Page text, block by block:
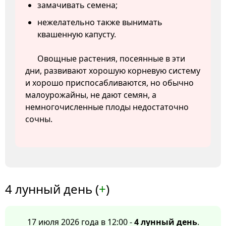
замачивать семена;
нежелательно также вынимать
квашенную капусту.
Овощные растения, посеянные в эти
дни, развивают хорошую корневую систему
и хорошо приспосабливаются, но обычно
малоурожайны, не дают семян, а
немногочисленные плоды недостаточно
сочны.
4 лунный день (+)
17 июля 2026 года в 12:00 -4 лунный день.